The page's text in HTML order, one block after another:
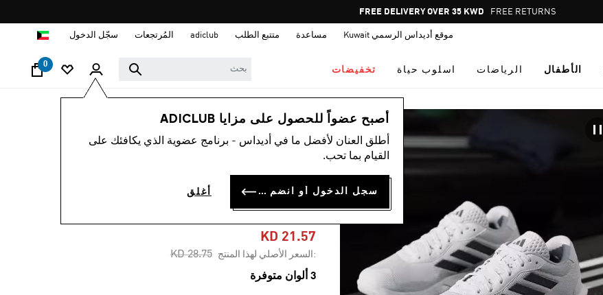
Pause
promotion
FREE DELIVERY OVER 35 KWD FREE RETURNS
موقع أديداس الرسمي Kuwait مساعدة متتبع الطلب adiclub المُرتجعات سجّل الدخول
الأطفال الرياضات اسلوب حياة تخفيضات
0
أصبح عضواً للحصول على مزايا ADICLUB
أطلق العنان لأفضل ما في أديداس - برنامج عضوية الذي يكافئك على
القيام بما تحب.
سجل الدخول أو انضم الآن أغلق
النساء أحذية
حذاء AMPLIMOVE
TRAINING
KD 21.57
:السعر الأصلي لهذا المنتج Price reduced from
KD 28.75
to
3 ألوان متوفرة